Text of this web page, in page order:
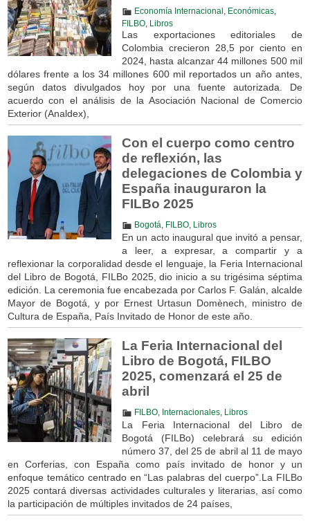
Economía Internacional Económicas,
FILBO, Libros
Las exportaciones editoriales de
Colombia crecieron 28,5 por ciento en
2024, hasta alcanzar 44 millones 500 mil
dólares frente a los 34 millones 600 mil reportados un año antes,
según datos divulgados hoy por una fuente autorizada. De
acuerdo con el análisis de la Asociación Nacional de Comercio
Exterior (Analdex),
Con el cuerpo como centro
de reflexión, las
delegaciones de Colombia y
España inauguraron la
FILBo 2025
Bogotá FILBO, Libros
En un acto inaugural que invitó a pensar,
a leer, a expresar, a compartir y a
reflexionar la corporalidad desde el lenguaje, la Feria Internacional
del Libro de Bogotá, FILBo 2025, dio inicio a su trigésima séptima
edición. La ceremonia fue encabezada por Carlos F. Galán, alcalde
Mayor de Bogotá, y por Ernest Urtasun Domènech, ministro de
Cultura de España, País Invitado de Honor de este año.
La Feria Internacional del
Libro de Bogotá, FILBO
2025, comenzará el 25 de
abril
FILBO, Internacionales, Libros
La Feria Internacional del Libro de
Bogotá (FILBo) celebrará su edición
número 37, del 25 de abril al 11 de mayo
en Corferias, con España como país invitado de honor y un
enfoque temático centrado en “Las palabras del cuerpo”.La FILBo
2025 contará diversas actividades culturales y literarias, así como
la participación de múltiples invitados de 24 países,